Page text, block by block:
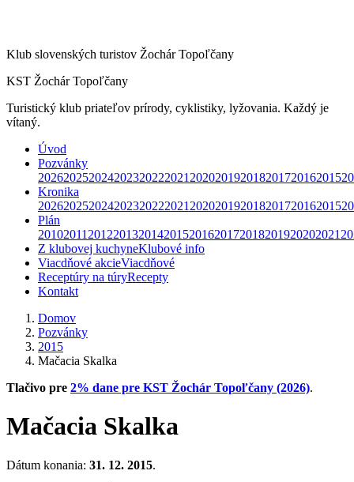
Klub slovenských turistov Žochár Topoľčany
KST Žochár Topoľčany
Turistický klub priateľov prírody, cyklistiky, lyžovania. Každý je
vítaný.
Úvod
Pozvánky
202620252024202320222021 202020192018201720162015
Kronika
202620252024202320222021 202020192018201720162015
Plán
20102011 2012201320142015201620172018201920202021
Z klubovej kuchyneKlubové info
Viacdňové akcieViacdňové
Receptúry na túryRecepty
Kontakt
Domov
Pozvánky
2015
Mačacia Skalka
Tlačivo pre 2% dane pre KST Žochár Topoľčany (2026).
Mačacia Skalka
Dátum konania: 31. 12. 2015.